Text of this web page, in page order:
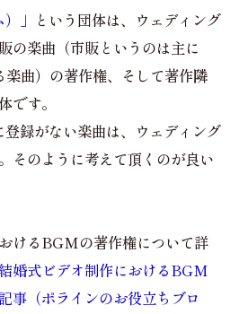
」 という団体は、ウェディング
の楽曲（市販というのは主に
曲）の著作権、そして著作隣
です。
録がない楽曲は、ウェディング
そのように考えて頂くのが良い
けるBGMの著作権について詳
結婚式ビデオ制作におけるBGM
事（ポラインのお役立ちブロ